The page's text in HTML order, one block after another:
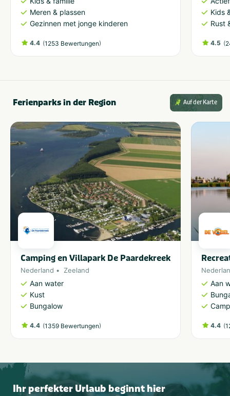
Meren & plassen
Gezinnen met jonge kinderen
4.4 (1253 Bewertungen)
Kids
Rust
4.5 (
Ferienparks in der Region Auf der Karte
Camping en Villapark De Paardekreek
Nederland Zeeland
Aan water
Kust
Bungalow
4.4 (1359 Bewertungen)
Aan
4.4 (
Ihr perfekter Urlaub beginnt hier